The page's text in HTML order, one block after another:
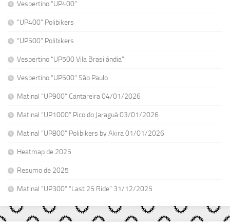
Vespertino “UP400”
“UP400” Polibikers
“UP500” Polibikers
Vespertino “UP500 Vila Brasilândia”
Vespertino “UP500” São Paulo
Matinal “UP900” Cantareira 04/01/2026
Matinal “UP1000” Pico do Jaraguá 03/01/2026
Matinal “UP800” Polibikers by Akira 01/01/2026
Heatmap de 2025
Resumo de 2025
Matinal “UP300” “Last 25 Ride” 31/12/2025